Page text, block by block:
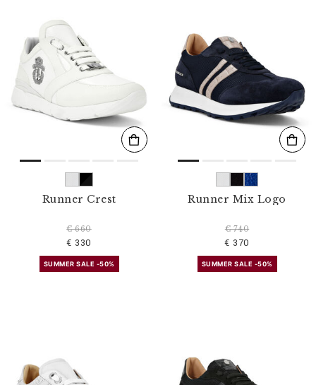
Runner Crest
€ 660
€ 330
SUMMER SALE -50%
Runner Mix Logo
€ 740
€ 370
SUMMER SALE -50%